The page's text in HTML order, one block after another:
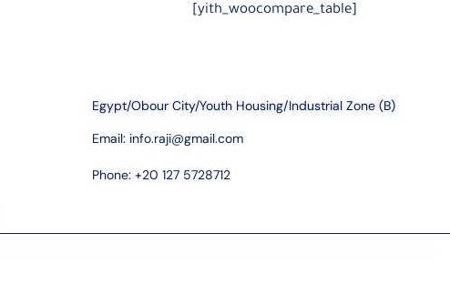
[yith_woocompare_table]
Egypt/Obour City/Youth Housing/Industrial Zone (B)
Email: info.raji@gmail.com
Phone: +20 127 5728712